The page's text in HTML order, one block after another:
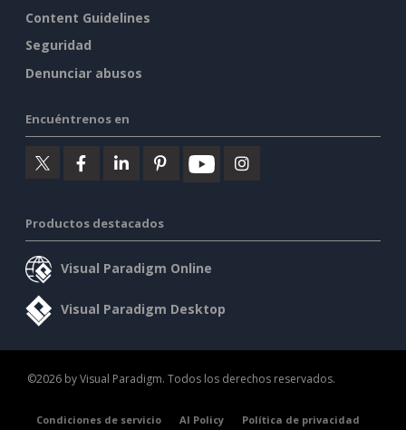
Content Guidelines
Seguridad
Denunciar abusos
Encuéntrenos en
Productos destacados
Visual Paradigm Online
Visual Paradigm Desktop
©2026 by Visual Paradigm. Todos los derechos reservados.
Condiciones de servicio AI Policy Política de privacidad